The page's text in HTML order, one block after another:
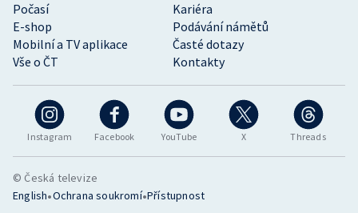
Instagram Facebook YouTube X Threads
Počasí
Kariéra
E-shop
Podávání námětů
Mobilní a TV aplikace
Časté dotazy
Vše o ČT
Kontakty
© Česká televize
English•Ochrana soukromí•Přístupnost